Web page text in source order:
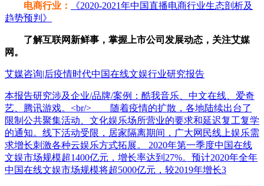
电商行业：
《2020-2021年中国直播电商行业生态剖析及
趋势预判》
了解互联网新鲜事，掌握上市公司发展动态，关注艾媒
网。
艾媒咨询|后疫情时代中国在线文娱行业研究报告
本报告研究涉及企业/品牌/案例：酷我音乐、中文在线、爱奇
艺、腾讯游戏。<br/> 随着疫情的扩散，各地陆续出台了
限制公共聚集活动、文化娱乐场所营业的要求和延迟复工复学
的通知。线下活动受限，居家隔离期间，广大网民线上娱乐需
求增长刺激各种云娱乐方式拓展。 2020年第一季度中国在线
文娱市场规模超1400亿元，增长率达到27%。预计2020年全年
中国在线文娱市场规模将超5000亿元，较2019年增长3